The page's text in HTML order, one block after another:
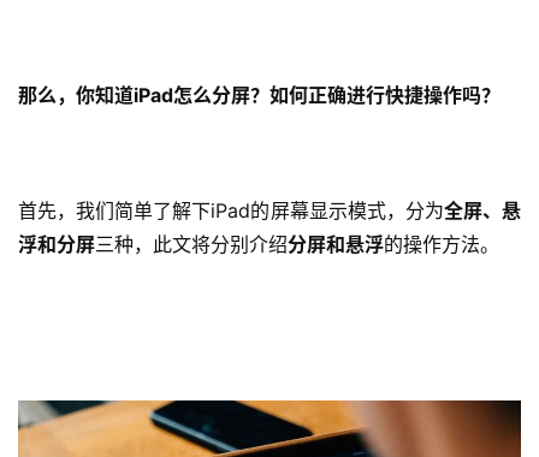
那么，你知道iPad怎么分屏？如何正确进行快捷操作吗？
首先，我们简单了解下iPad的屏幕显示模式，分为全屏、悬
浮和分屏三种，此文将分别介绍分屏和悬浮的操作方法。